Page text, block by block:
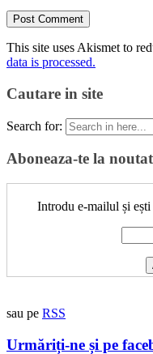
This site uses Akismet to
data is processed.
Cautare in site
Search for:
Aboneaza-te la
Introdu e-mailul și
sau pe RSS
Urmăriți-ne și pe